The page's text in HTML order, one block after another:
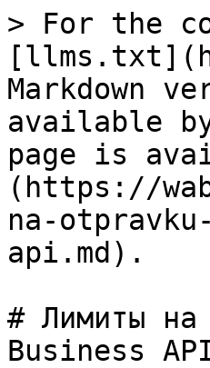
> For the
Markdown
available
page is
(https://
na-
api.md).
# Лимиты на
Business